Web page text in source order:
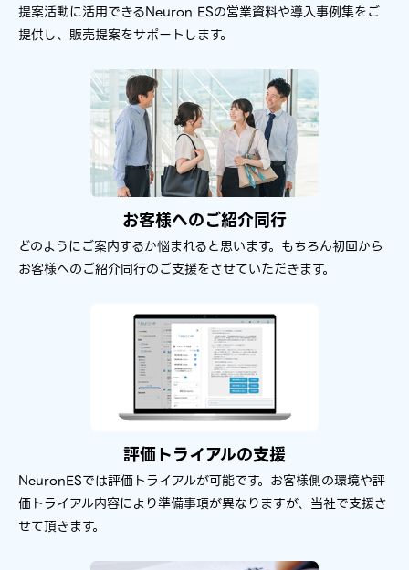
提案活動に活用できるNeuron ESの営業資料や導入事例集をご
提供し、販売提案をサポートします。
お客様への​ご紹介同行
どのように​ご案内するか​悩まれると​思います。​もちろん​初回から​
お客様への​ご紹介同行の​ご支援を​させていただきます。​
評価トライアルの​支援
NeuronESでは​評価トライアルが​可能です。​ ​お客様側の​環境や​評
価トライアル内容に​より​準備事項が​異なりますが、​当社で​支援さ
せて​頂きます。​